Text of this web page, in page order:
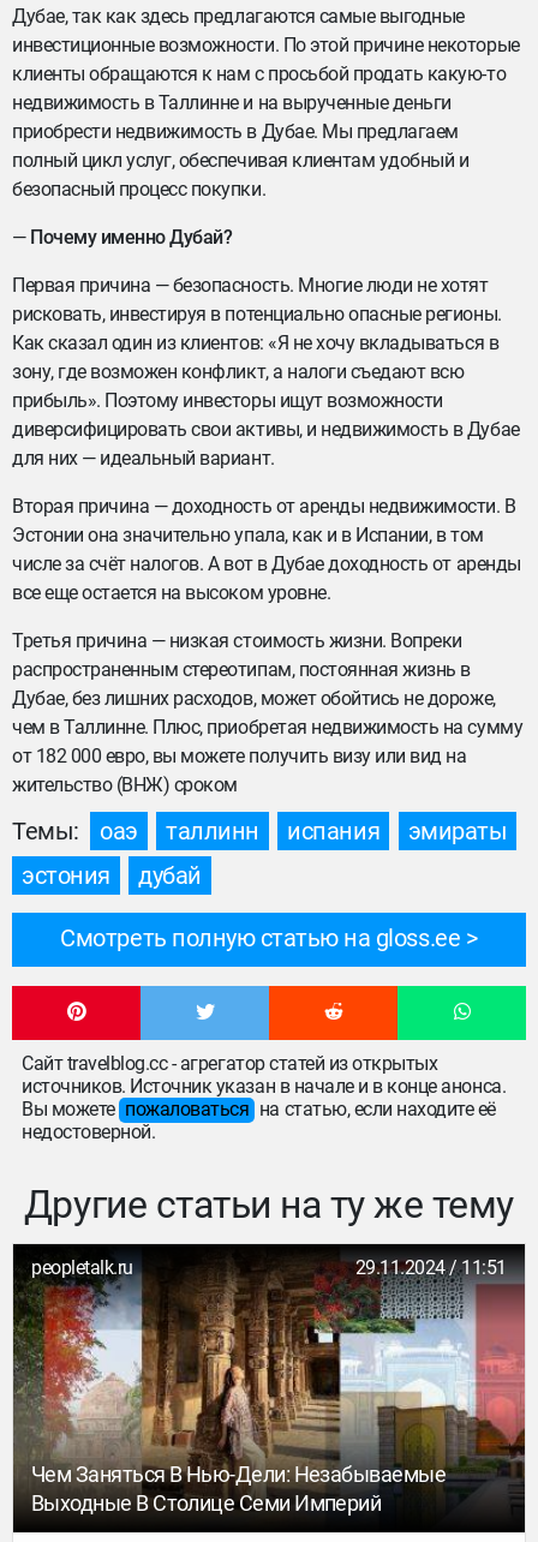
Дубае, так как здесь предлагаются самые выгодные
инвестиционные возможности. По этой причине некоторые
клиенты обращаются к нам с просьбой продать какую-то
недвижимость в Таллинне и на вырученные деньги
приобрести недвижимость в Дубае. Мы предлагаем
полный цикл услуг, обеспечивая клиентам удобный и
безопасный процесс покупки.
— Почему именно Дубай?
Первая причина — безопасность. Многие люди не хотят
рисковать, инвестируя в потенциально опасные регионы.
Как сказал один из клиентов: «Я не хочу вкладываться в
зону, где возможен конфликт, а налоги съедают всю
прибыль». Поэтому инвесторы ищут возможности
диверсифицировать свои активы, и недвижимость в Дубае
для них — идеальный вариант.
Вторая причина — доходность от аренды недвижимости. В
Эстонии она значительно упала, как и в Испании, в том
числе за счёт налогов. А вот в Дубае доходность от аренды
все еще остается на высоком уровне.
Третья причина — низкая стоимость жизни. Вопреки
распространенным стереотипам, постоянная жизнь в
Дубае, без лишних расходов, может обойтись не дороже,
чем в Таллинне. Плюс, приобретая недвижимость на сумму
от 182 000 евро, вы можете получить визу или вид на
жительство (ВНЖ) сроком
Темы: оаэ таллинн испания
эмираты
эстония
дубай
Смотреть полную статью на gloss.ee
Сайт travelblog.cc - агрегатор статей из открытых
источников. Источник указан в начале и в конце анонса.
Вы можете пожаловаться на статью, если находите её
недостоверной.
Другие статьи на ту же тему
peopletalk.ru 29.11.2024 / 11:51
Чем Заняться В Нью-Дели: Незабываемые
Выходные В Столице Семи Империй